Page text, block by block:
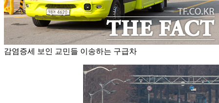
감염증세 보인 교민들 이송하는 구급차